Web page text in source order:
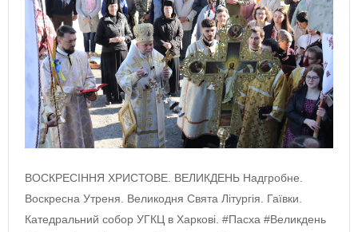
ВОСКРЕСІННЯ ХРИСТОВЕ. ВЕЛИКДЕНЬ Надгробне.
Воскресна Утреня. Великодня Свята Літургія. Гаївки.
Катедральний собор УГКЦ в Харкові. #Пасха #Великдень